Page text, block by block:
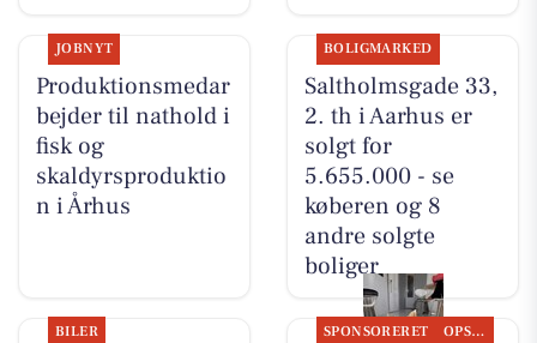
JOBNYT
Produktionsmedar
bejder til nathold i
fisk og
skaldyrsproduktio
n i Århus
BOLIGMARKED
Saltholmsgade 33,
2. th i Aarhus er
solgt for
5.655.000 - se
køberen og 8
andre solgte
boliger
BILER SPONSORERET OPSLAGSTAVLEN